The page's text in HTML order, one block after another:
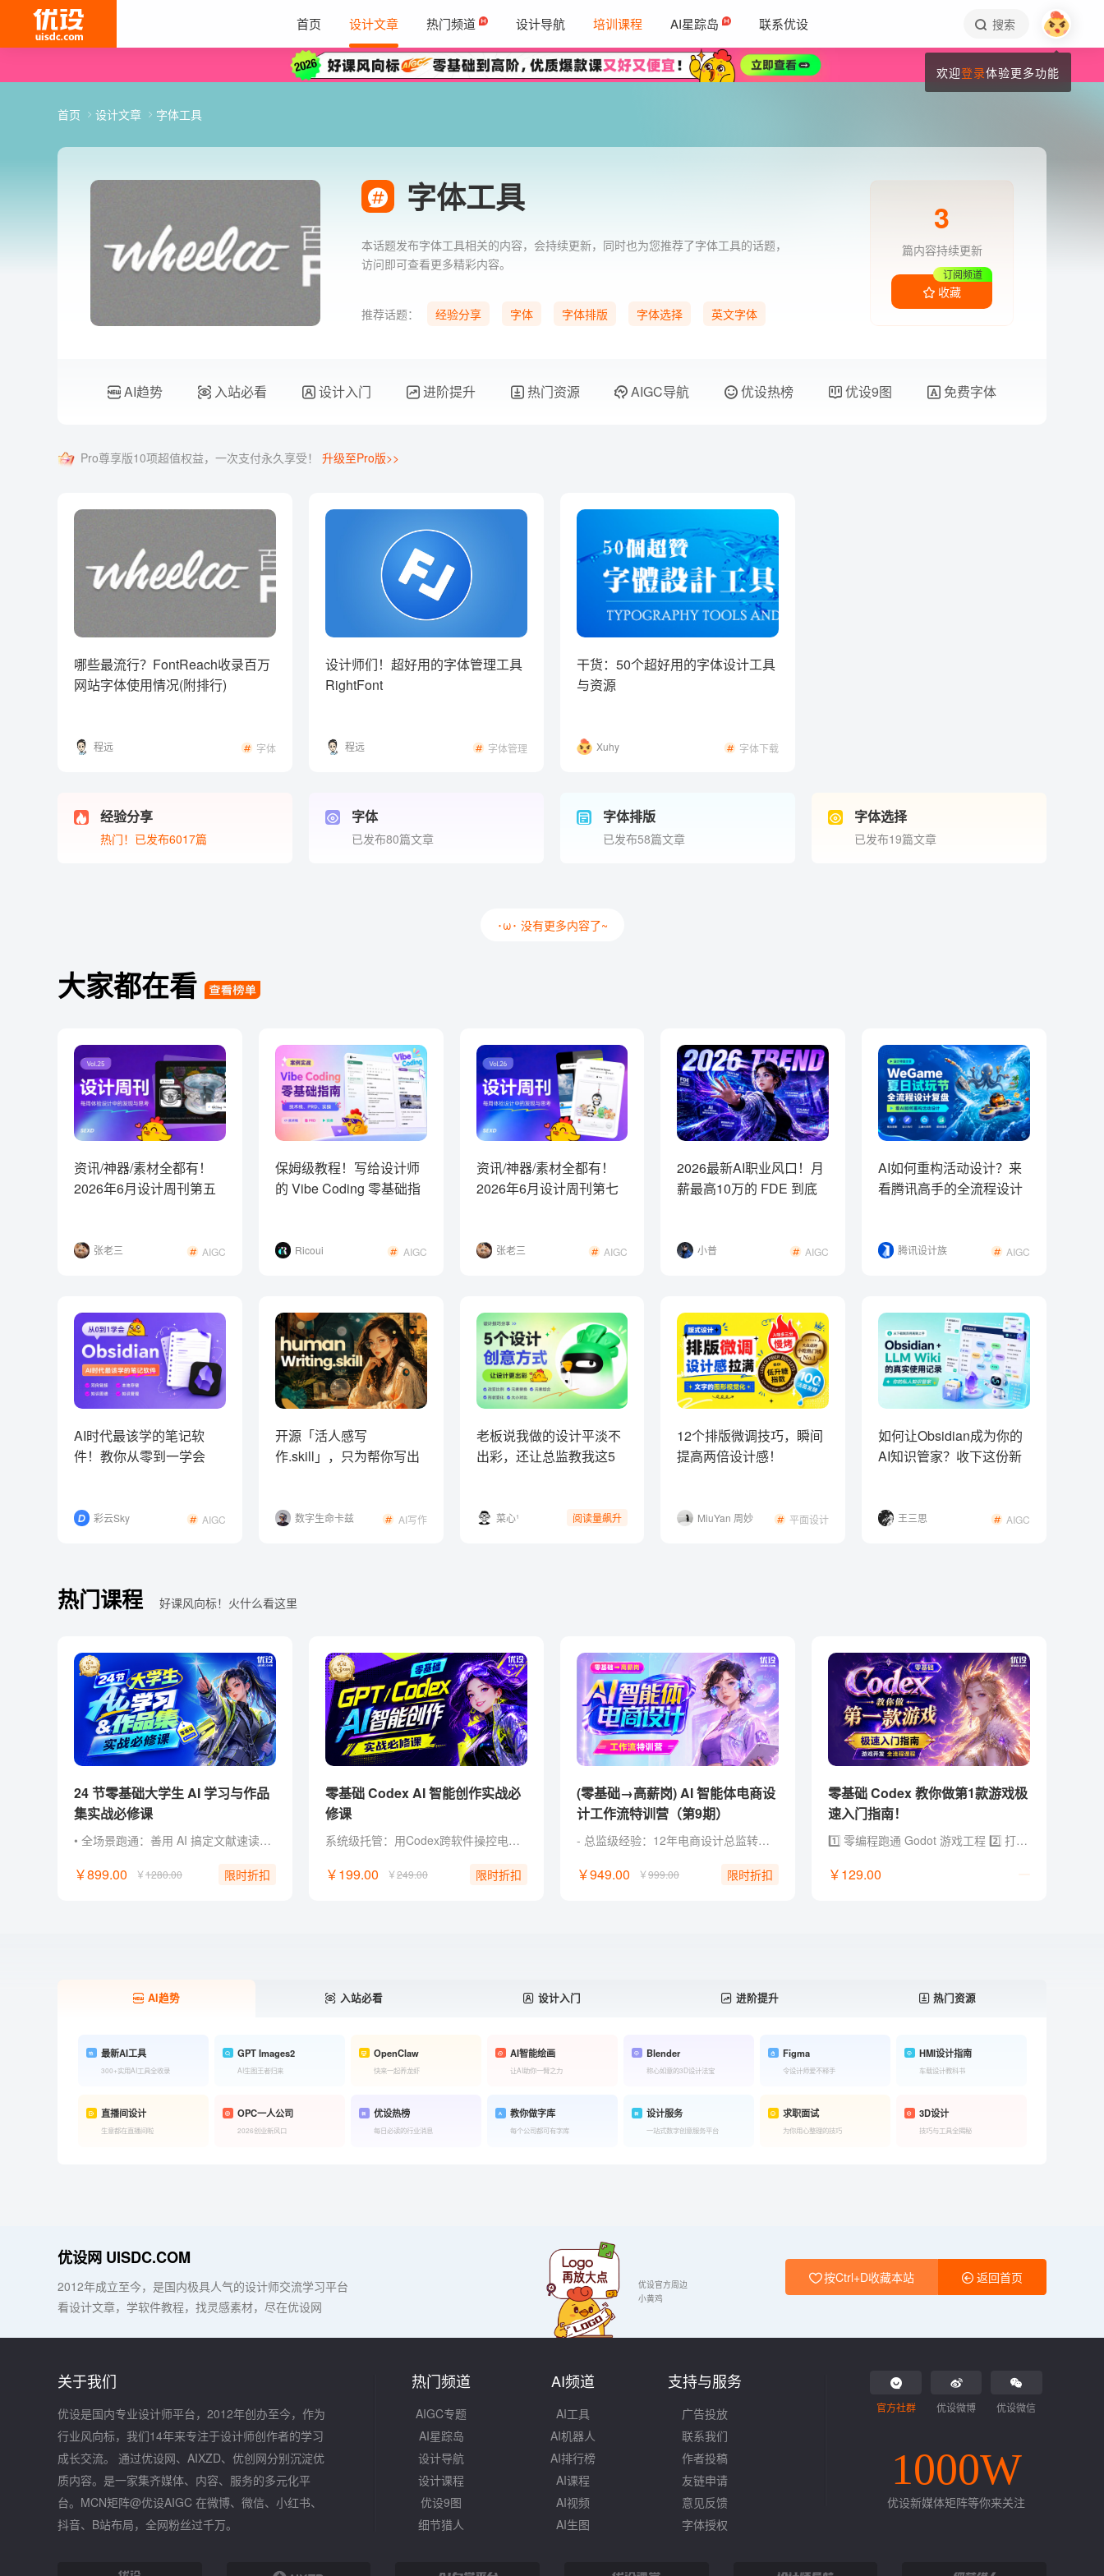
首页 设计文章 热门频道 设计导航 培训课程 AI星踪岛 联系优设 搜索
首页 设计文章 字体工具
字体工具 3
篇内容持续更新
收藏
订阅频道
本话题发布字体工具相关的内容，会持续更新，同时也为您推荐了字体工具的话题，
访问即可查看更多精彩内容。
推荐话题： 经验分享 字体 字体排版 字体选择 英文字体
AI趋势 入站必看 设计入门 进阶提升 热门资源 AIGC导航 优设热榜 优设9图 免费字体
Pro尊享版10项超值权益，一次支付永久享受！ 升级至Pro版>>
哪些最流行？FontReach收录百万
网站字体使用情况(附排行)
程远 字体
设计师们！超好用的字体管理工具
RightFont
程远 字体管理
干货：50个超好用的字体设计工具
与资源
Xuhy 字体下载
经验分享
热门！已发布6017篇
字体
已发布80篇文章
字体排版
已发布58篇文章
字体选择
已发布19篇文章
･ω･ 没有更多内容了~
大家都在看
资讯/神器/素材全都有！
2026年6月设计周刊第五
张老三 AIGC
保姆级教程！写给设计师
的 Vibe Coding 零基础指
Ricoui AIGC
资讯/神器/素材全都有！
2026年6月设计周刊第七
张老三 AIGC
2026最新AI职业风口！月
薪最高10万的 FDE 到底
小普 AIGC
AI如何重构活动设计？来
看腾讯高手的全流程设计
腾讯设计族 AIGC
AI时代最该学的笔记软
件！教你从零到一学会
彩云Sky AIGC
开源「活人感写
作.skill」，只为帮你写出
数字生命卡兹
AI写作
老板说我做的设计平淡不
出彩，还让总监教我这5
菜心¹ 阅读量飙升
12个排版微调技巧，瞬间
提高两倍设计感！
MiuYan 周妙
平面设计
如何让Obsidian成为你的
AI知识管家？收下这份新
王三思 AIGC
热门课程 好课风向标！火什么看这里
24 节零基础大学生 AI 学习与作品
集实战必修课
• 全场景跑通：善用 AI 搞定文献速读、课堂汇报、社团策划与作品集！ • 零经验门槛：零基础掌握主流 AI 工具玩法，轻松制作惊艳 AI 作品。 • 作品集打造：将作品与项目经历升级为作品集，直接用于简历与面试！ • 创作超能力：不被专业束缚， 掌握先进 AI 工作流，成为独立内容创作者！ • 独家福利：附赠提示词指令包、PPT 排版框架、案例模板与面试自述话术。
￥899.00 ￥1280.00 限时折扣
零基础 Codex AI 智能创作实战必
修课
系统级托管：用Codex跨软件操控电脑，一键接管机械杂活。 零代码实战：命令Codex自制Web工具，普通人无痛跨界开发。 定制化外挂：训练Codex私有设计技能，自由组装商业提效流。 批量化出图：自制Canvas工具，一键打包合成商业延展图包。 独家福利： 附赠收录30+Skill 和 AI提示词典，可交互即开即用。
￥199.00 ￥249.00 限时折扣
(零基础→高薪岗) AI 智能体电商设
计工作流特训营（第9期）
- 总监级经验：12年电商设计总监转型实战经验，拒绝堆砌参数，直击商用落地 - 黄金全链路：AI Agent x Skill × 工作流，打通（方法论 + 创意 + 视觉 + 电商全链路 + 求职作品集） - 提效流水线：定制流程 AI 加持，用提效批量化设计工具与方法实现能效翻倍 - 资源库更新：2026年电商/视觉/创作类 AI 工具与工作流资源库，持续更新迭代 - 独家福利：附赠 AI 提示词文档/说明书+作品集参考，支撑商业案例快速落地和求职晋升
￥949.00 ￥999.00 限时折扣
零基础 Codex 教你做第1款游戏极
速入门指南！
1️⃣ 零编程跑通 Godot 游戏工程 2️⃣ 打通 GPT、即梦、Lovart、Codex、Godot 工具链 3️⃣ 把零散 AI 素材整合成可交互、可运行的游戏项目 4️⃣ 配套提示词、开发模板、skill 文档和学习群答疑
￥129.00
AI趋势 入站必看 设计入门 进阶提升 热门资源
最新AI工具
300+实用AI工具全收录
GPT Images2
AI生图王者归来
OpenClaw
快来一起养龙虾
AI智能绘画
让AI助你一臂之力
Blender
称心如意的3D设计法宝
Figma
令设计师爱不释手
HMI设计指南
车载设计教科书
直播间设计
生意都在直播间啦
OPC一人公司
2026创业新风口
优设热榜
每日必读的行业消息
教你做字库
每个公司都可有字库
设计服务
一站式数字创意服务平台
求职面试
为你用心整理的技巧
3D设计
技巧与工具全揭秘
优设网 UISDC.COM
2012年成立至今，是国内极具人气的设计师交流学习平台
看设计文章，学软件教程，找灵感素材，尽在优设网
按Ctrl+D收藏本站 返回首页
优设官方周边
小黄鸡
关于我们
优设是国内专业设计师平台，2012年创办至今，作为
行业风向标，我们14年来专注于设计师创作者的学习
成长交流。 通过优设网、AIXZD、优创网分别沉淀优
质内容。是一家集齐媒体、内容、服务的多元化平
台。MCN矩阵@优设AIGC 在微博、微信、小红书、
抖音、B站布局，全网粉丝过千万。
热门频道
AIGC专题
AI星踪岛
设计导航
设计课程
优设9图
细节猎人
AI频道
AI工具
AI机器人
AI排行榜
AI课程
AI视频
AI生图
支持与服务
广告投放
联系我们
作者投稿
友链申请
意见反馈
字体授权
官方社群 优设微博 优设微信
1000W
优设新媒体矩阵等你来关注
欢迎登录体验更多功能